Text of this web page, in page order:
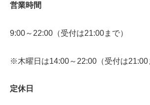
営業時間
9:00～22:00（受付は21:00まで）
※木曜日は14:00～22:00（受付は21:00
定休日